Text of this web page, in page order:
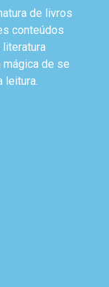
de livros
conteúdos
de se
leitura.